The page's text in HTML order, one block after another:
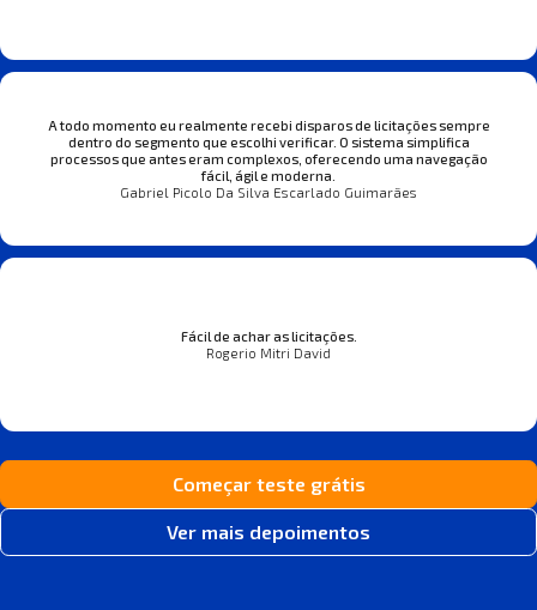
A todo momento eu realmente recebi disparos de licitações sempre
dentro do segmento que escolhi verificar. O sistema simplifica
processos que antes eram complexos, oferecendo uma navegação
fácil, ágil e moderna.
Gabriel Picolo Da Silva Escarlado Guimarães
Fácil de achar as licitações.
Rogerio Mitri David
Começar teste grátis
Ver mais depoimentos